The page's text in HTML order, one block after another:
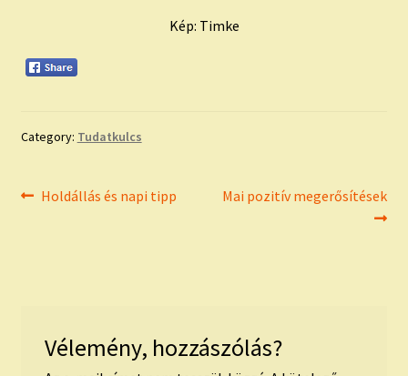
Kép: Timke
Category: Tudatkulcs
Bejegyzés
Previous
Holdállás és napi tipp
Next
Mai pozitív megerősítések
Vélemény, hozzászólás?